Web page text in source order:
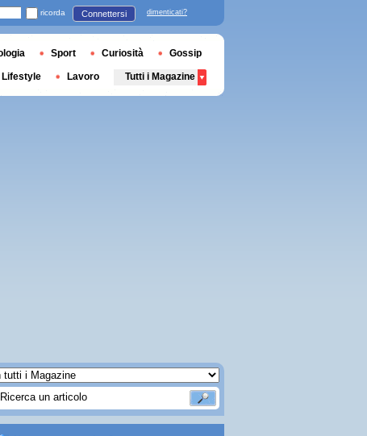
ricorda Connettersi dimenticati?
Sport Curiosità Gossip
Lifestyle Lavoro Tutti i Magazine